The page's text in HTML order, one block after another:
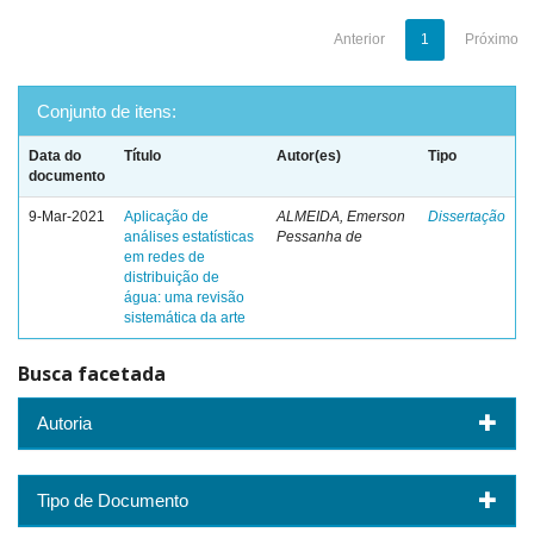
Anterior 1 Próximo
Conjunto de itens:
Data do
documento
Título Autor(es) Tipo
9-Mar-2021
Aplicação de
análises estatísticas
em redes de
distribuição de
água: uma revisão
sistemática da arte
ALMEIDA, Emerson
Pessanha de
Dissertação
Busca facetada
Autoria
Tipo de Documento